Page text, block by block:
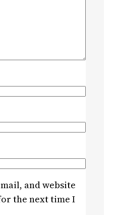
and website
the next time I